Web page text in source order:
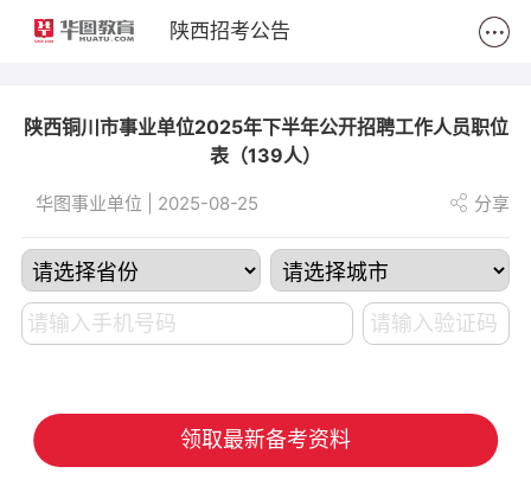
陕西招考公告
陕西铜川市事业单位2025年下半年公开招聘工作人员职位
表（139人）
华图事业单位 | 2025-08-25 分享
领取最新备考资料